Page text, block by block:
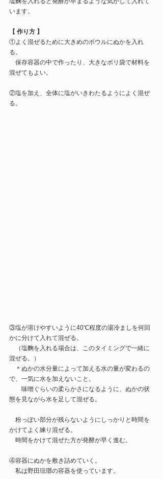
います。
【 作り方 】
①よく混ぜるために大きめのボウルにぬかを入れ
る。
保存容器の中で作ったり、大きなポリ袋で材料を
混ぜてもよい。
②塩を加え、全体に塩がいきわたるようによく混ぜ
る。
③塩が溶けやすいように40℃程度の湯冷ましを何回
かに分けて入れて混ぜる。
（塩麴を入れる場合は、このタイミングで一緒に
混ぜる。）
＊ぬかの水分量によって加える水の量が変わるの
で、一気に水を加えないこと。
味噌ぐらいの柔らかさになるように、ぬかの状
態を見ながら水を足して混ぜる。
粉っぽい部分が残らないようにしっかりと時間を
かけてよく練り混ぜる。
時間をかけて混ぜた方が発酵が早く進む。
④容器にぬかを敷き詰めていく。
私は野田琺瑯の容器を使っています。